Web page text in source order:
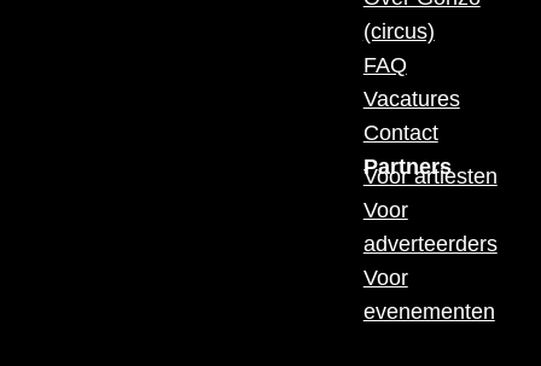
(circus)
FAQ
Vacatures
Contact
Partners
Voor artiesten
Voor
adverteerders
Voor
evenementen